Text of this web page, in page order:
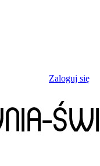
Zaloguj się